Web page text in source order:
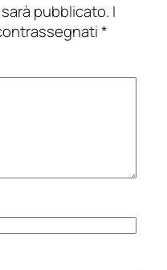
pubblicato. I
*